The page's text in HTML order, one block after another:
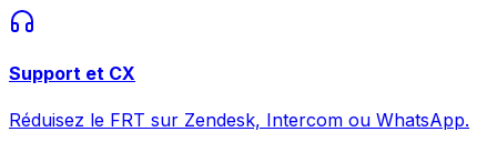
Support et CX
Réduisez le FRT sur Zendesk, Intercom ou WhatsApp.